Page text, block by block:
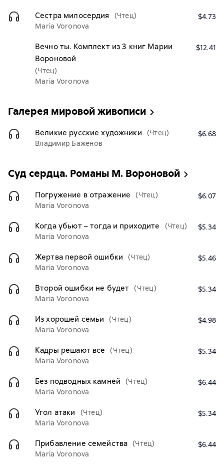
Сестра милосердия
(Чтец)
Maria Voronova
$4.73
Вечно ты. Комплект из 3 книг Марии
Вороновой
(Чтец)
Maria Voronova
$12.41
Галерея мировой живописи
Великие русские художники
(Чтец)
Владимир Баженов
$6.68
Суд сердца. Романы М. Вороновой
Погружение в отражение
(Чтец)
Maria Voronova
$6.07
Когда убьют – тогда и приходите
(Чтец)
Maria Voronova
$5.34
Жертва первой ошибки
(Чтец)
Maria Voronova
$5.46
Второй ошибки не будет (Чтец)
Maria Voronova
$5.34
Из хорошей семьи
(Чтец)
Maria Voronova
$4.98
Кадры решают все
(Чтец)
Maria Voronova
$5.34
Без подводных камней
(Чтец)
Maria Voronova
$6.44
Угол атаки
(Чтец)
Maria Voronova
$5.34
Прибавление семейства (Чтец)
Maria Voronova
$6.44